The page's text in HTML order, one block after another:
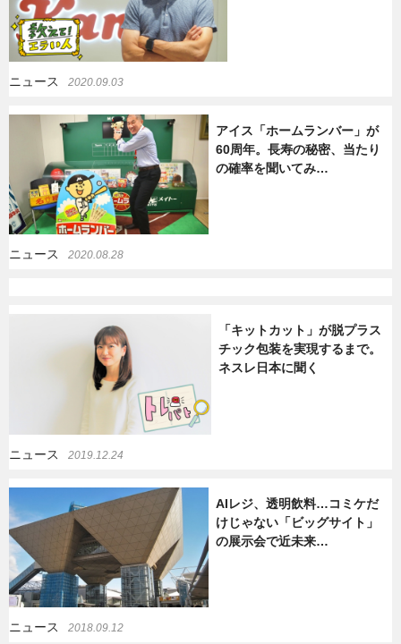
ニュース 2020.09.03
アイス「ホームランバー」が
60周年。長寿の秘密、当たり
の確率を聞いてみ…
ニュース 2020.08.28
「キットカット」が脱プラス
チック包装を実現するまで。
ネスレ日本に聞く
ニュース 2019.12.24
AIレジ、透明飲料…コミケだ
けじゃない「ビッグサイト」
の展示会で近未来…
ニュース 2018.09.12